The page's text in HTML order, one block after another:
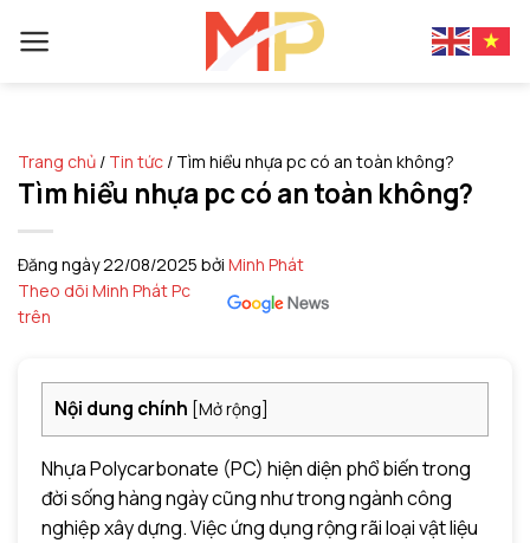
Trang chủ / Tin tức / Tìm hiểu nhựa pc có an toàn không?
Tìm hiểu nhựa pc có an toàn không?
Đăng ngày22/08/2025 bởi Minh Phát
Theo dõi Minh Phát Pc
trên
Nội dung chính [Mở rộng]
Nhựa Polycarbonate (PC) hiện diện phổ biến trong
đời sống hàng ngày cũng như trong ngành công
nghiệp xây dựng. Việc ứng dụng rộng rãi loại vật liệu